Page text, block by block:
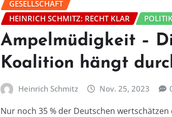
GESELLSCHAFT
HEINRICH SCHMITZ: RECHT KLAR
Ampelmüdigkeit –
Koalition hängt
Heinrich Schmitz Nov. 25, 2023
Nur noch 35 % der Deutschen wertschätzen